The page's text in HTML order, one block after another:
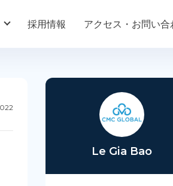
採用情報 アクセス・お問い合
Le Gia Bao